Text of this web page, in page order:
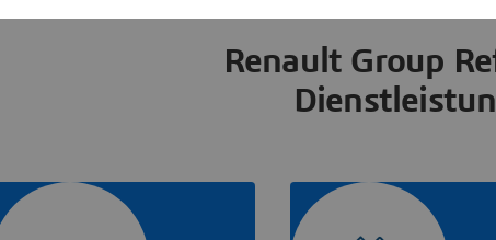
Renault Group